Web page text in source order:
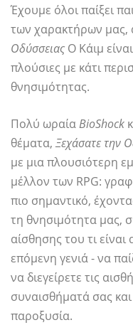
Έχουμε όλοι παίξει
των χαρακτήρων μας,
Οδύσσειας Ο Κάιμ
πλούσιες με κάτι
θνησιμότητας.
Πολύ ωραίαBioShock
θέματα, Ξεχάσατε την
με μια πλουσιότερη
μέλλον των RPG:
πιο σημαντικό,
τη θνησιμότητα μας,
αίσθησης του τι
επόμενη γενιά - να
να διεγείρετε τις
συναισθήματά σας
παροξυσία.